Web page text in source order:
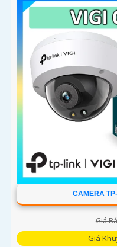
video H
CAMERA
Giá
Giá